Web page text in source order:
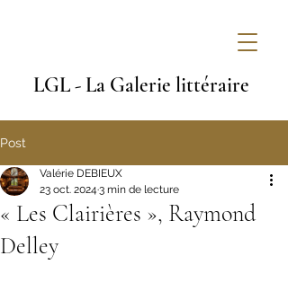
LGL - La Galerie littéraire
Post
« Les Clairières », Raymond
Delley
Valérie DEBIEUX
23 oct. 2024 3 min de lecture